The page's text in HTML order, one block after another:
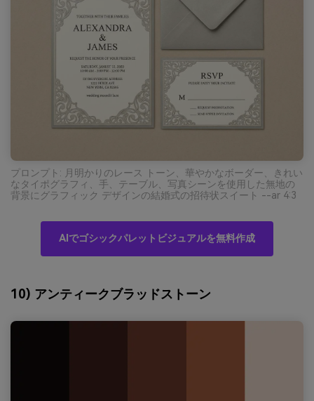
プロンプト: 月明かりのレース トーン、華やかなボーダー、きれい
なタイポグラフィ、手、テーブル、写真シーンを使用した無地の
背景にグラフィック デザインの結婚式の招待状スイート --ar 4:3
AIでゴシックパレットビジュアルを無料作成
10) アンティークブラッドストーン